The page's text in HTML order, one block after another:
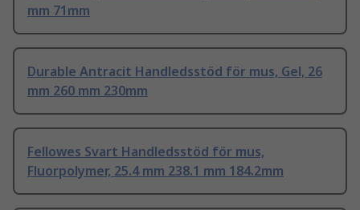
mm 71mm
Durable Antracit Handledsstöd för mus, Gel, 26
mm 260 mm 230mm
Fellowes Svart Handledsstöd för mus,
Fluorpolymer, 25.4 mm 238.1 mm 184.2mm